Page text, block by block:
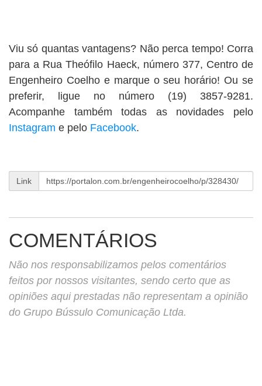
Viu só quantas vantagens? Não perca tempo! Corra
para a Rua Theófilo Haeck, número 377, Centro de
Engenheiro Coelho e marque o seu horário! Ou se
preferir, ligue no número (19) 3857-9281.
Acompanhe também todas as novidades pelo
Instagram e pelo Facebook.
Link
COMENTÁRIOS
Não nos responsabilizamos pelos comentários
feitos por nossos visitantes, sendo certo que as
opiniões aqui prestadas não representam a opinião
do Grupo Bússulo Comunicação Ltda.